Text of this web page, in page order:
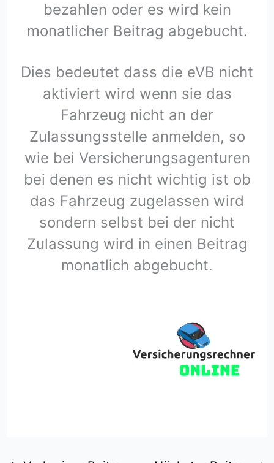
bezahlen oder es wird kein
monatlicher Beitrag abgebucht.
Dies bedeutet dass die eVB nicht
aktiviert wird wenn sie das
Fahrzeug nicht an der
Zulassungsstelle anmelden, so
wie bei Versicherungsagenturen
bei denen es nicht wichtig ist ob
das Fahrzeug zugelassen wird
sondern selbst bei der nicht
Zulassung wird in einen Beitrag
monatlich abgebucht.